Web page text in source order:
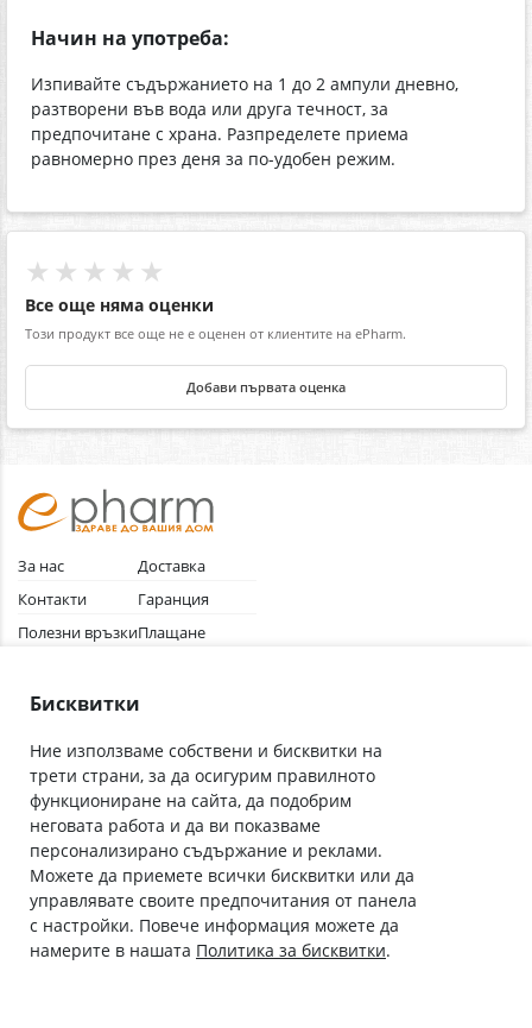
Начин на употреба:
Изпивайте съдържанието на 1 до 2 ампули дневно,
разтворени във вода или друга течност, за
предпочитане с храна. Разпределете приема
равномерно през деня за по-удобен режим.
★★★★★
Все още няма оценки
Този продукт все още не е оценен от клиентите на ePharm.
Добави първата оценка
За нас
Контакти
Полезни връзки
Общи условия
Доставка
Гаранция
Плащане
Абонирай се за нашия бюлетин
С абонамента се съгласявам сПолитиката за лични данни.
Онлайн аптека, част от аптеки „Ванчева“
Бисквитки
Ние използваме собствени и бисквитки на
трети страни, за да осигурим правилното
функциониране на сайта, да подобрим
неговата работа и да ви показваме
персонализирано съдържание и реклами.
Можете да приемете всички бисквитки или да
управлявате своите предпочитания от панела
с настройки. Повече информация можете да
намерите в нашата Политика за бисквитки.